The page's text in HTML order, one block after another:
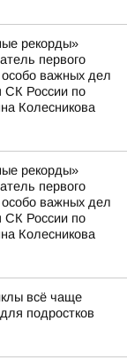
рекорды»
первого
важных дел
СК России по
Колесникова
рекорды»
первого
важных дел
СК России по
Колесникова
всё чаще
подростков